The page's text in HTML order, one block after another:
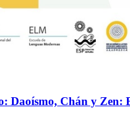
Daoísmo, Chán y Zen: